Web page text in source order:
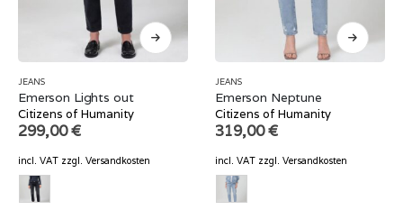
JEANS
Emerson Lights out
Citizens of Humanity
299,00€
incl. VAT zzgl. Versandkosten
JEANS
Emerson Neptune
Citizens of Humanity
319,00€
incl. VAT zzgl. Versandkosten